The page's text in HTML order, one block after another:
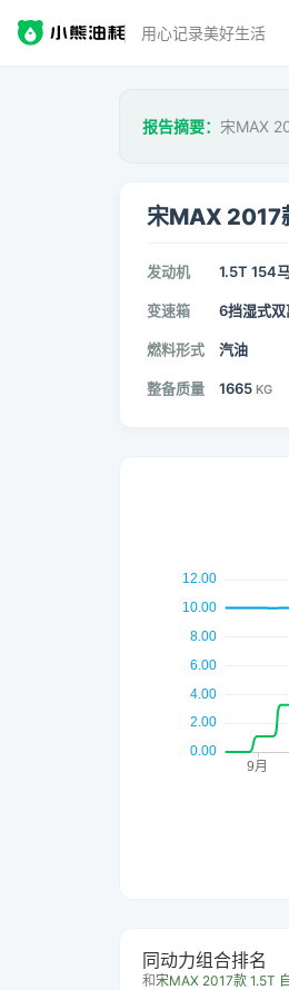
用心记录美好生活
报告摘要： 宋MAX
宋MAX 2017
发动机 1.5T 154
变速箱 6挡湿式双
燃料形式 汽油
整备质量 1665 KG
同动力组合排名
和宋MAX 2017款 1.5T